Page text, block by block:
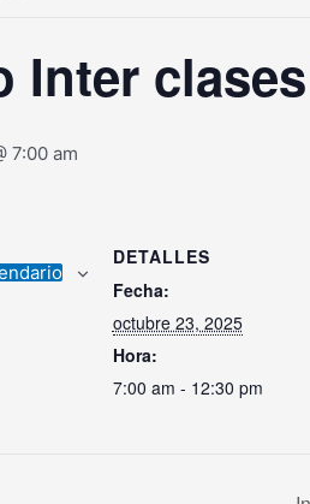
Inter
7:00 am
DETALLES
Fecha:
octubre 23, 2025
Hora:
7:00 am - 12:30 pm